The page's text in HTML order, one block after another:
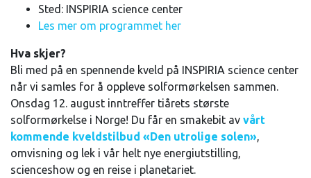
Sted: INSPIRIA science center
Les mer om programmet her
Hva skjer?
Bli med på en spennende kveld på INSPIRIA science center
når vi samles for å oppleve solformørkelsen sammen.
Onsdag 12. august inntreffer tiårets største
solformørkelse i Norge! Du får en smakebit av vårt
kommende kveldstilbud «Den utrolige solen»,
omvisning og lek i vår helt nye energiutstilling,
scienceshow og en reise i planetariet.